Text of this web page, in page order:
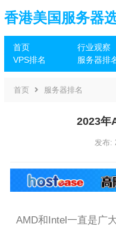
香港美国服务器
推荐
首页 行业观察
VPS排名
服务器排
首页 服务器排名
2023年
发布:
AMD和Intel一直是广